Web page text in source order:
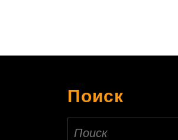
Поиск